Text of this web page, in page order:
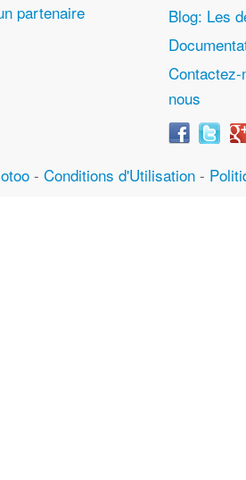
partenaire
Blog: Les
Contactez-
nous
- Conditions d'Utilisation -